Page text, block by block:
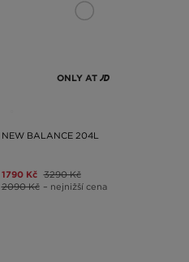
ONLY AT
NEW BALANCE 204L
1790 Kč 3290 Kč
2090 Kč – nejnižší cena